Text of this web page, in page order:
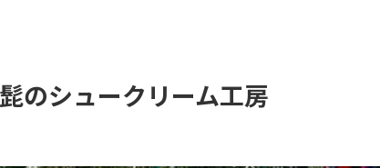
のシュークリーム工房